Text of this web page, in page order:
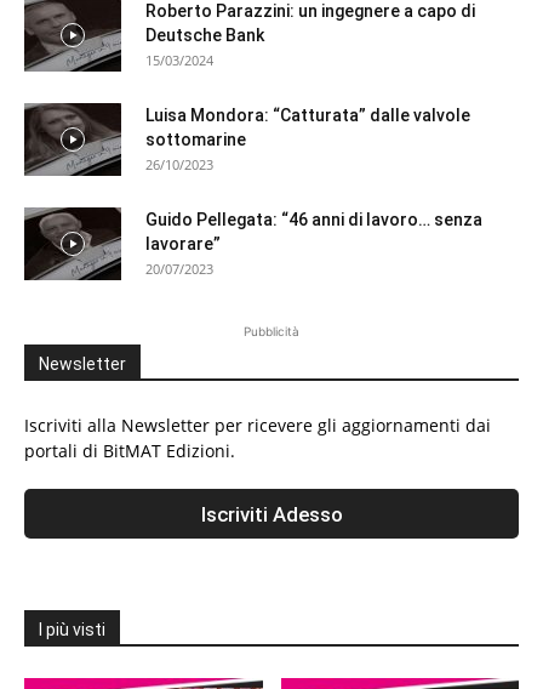
Roberto Parazzini: un ingegnere a capo di
Deutsche Bank
15/03/2024
Luisa Mondora: “Catturata” dalle valvole
sottomarine
26/10/2023
Guido Pellegata: “46 anni di lavoro… senza
lavorare”
20/07/2023
Pubblicità
Newsletter
Iscriviti alla Newsletter per ricevere gli aggiornamenti dai
portali di BitMAT Edizioni.
I più visti